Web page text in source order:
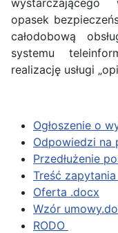
opasek
całodobową
systemu
realizację usługi
Ogłoszenie o
Odpowiedzi na
Przedłużenie
Treść
Oferta .docx
Wzór
RODO